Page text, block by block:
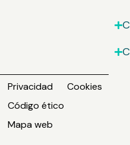
Privacidad
Cookies
Código ético
Mapa web